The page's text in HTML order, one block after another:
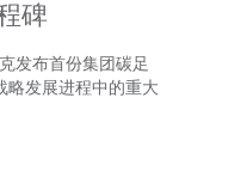
碑
发布首份集团碳足
略发展进程中的重大